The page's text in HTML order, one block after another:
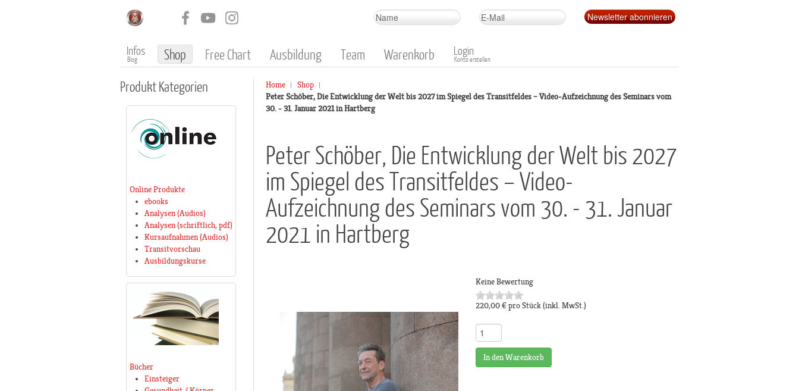
Infos
Blog Shop Free Chart Ausbildung Team Warenkorb Login
Konto erstellen
Home
Shop
Peter Schöber, Die Entwicklung der Welt bis 2027 im Spiegel des Transitfeldes – Video-Aufzeichnung des Seminars vom
30. - 31. Januar 2021 in Hartberg
Peter Schöber, Die Entwicklung der Welt bis 2027
im Spiegel des Transitfeldes – Video-
Aufzeichnung des Seminars vom 30. - 31. Januar
2021 in Hartberg
Keine Bewertung
220,00 € pro Stück(inkl. MwSt.)
In den Warenkorb
ProduktKategorien
Online Produkte
ebooks
Analysen (Audios)
Analysen (schriftlich, pdf)
Kursaufnahmen (Audios)
Transitvorschau
Ausbildungskurse
Bücher
Einsteiger